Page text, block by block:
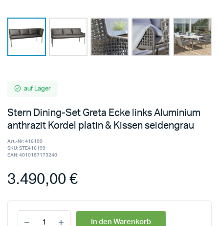
auf Lager
Stern Dining-Set Greta Ecke links Aluminium
anthrazit Kordel platin & Kissen seidengrau
Art.-Nr:416199
SKU: STE416199
EAN:4010187173240
3.490,00€
In den Warenkorb